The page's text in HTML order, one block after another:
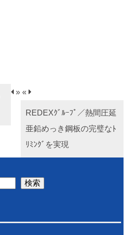
» «
REDEXｸﾞﾙｰﾌﾟ／熱間圧延
亜鉛めっき鋼板の完璧なﾄ
ﾘﾐﾝｸﾞを実現
検索